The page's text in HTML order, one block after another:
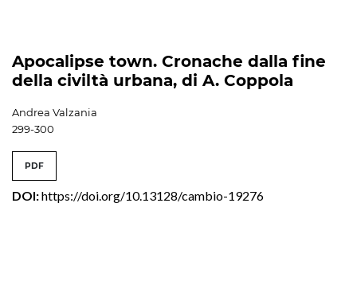
Apocalipse town. Cronache dalla fine
della civiltà urbana, di A. Coppola
Andrea Valzania
299-300
PDF
DOI:https://doi.org/10.13128/cambio-19276